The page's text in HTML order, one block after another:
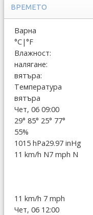
ВРЕМЕТО
Варна
°C|°F
Влажност:
налягане:
вятъра:
Температура
вятъра
Чет, 06 09:00
29° 85° 25° 77°
55%
1015 hPa29.97 inHg
11 km/h N7 mph N
11 km/h 7 mph
Чет, 06 12:00